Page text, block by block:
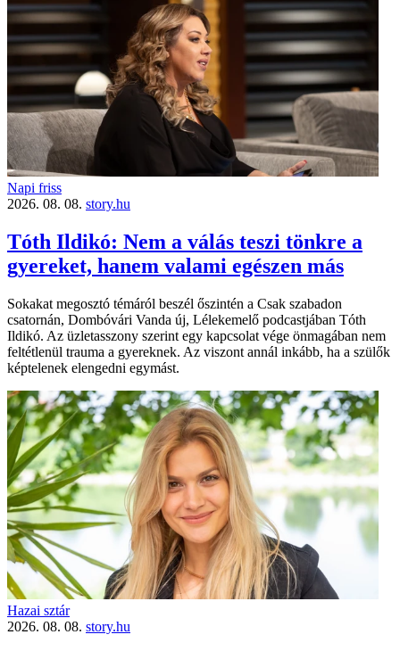
Napi friss
2026. 08. 08. story.hu
Tóth Ildikó: Nem a válás teszi tönkre a
gyereket, hanem valami egészen más
Sokakat megosztó témáról beszél őszintén a Csak szabadon
csatornán, Dombóvári Vanda új, Lélekemelő podcastjában Tóth
Ildikó. Az üzletasszony szerint egy kapcsolat vége önmagában nem
feltétlenül trauma a gyereknek. Az viszont annál inkább, ha a szülők
képtelenek elengedni egymást.
Hazai sztár
2026. 08. 08. story.hu